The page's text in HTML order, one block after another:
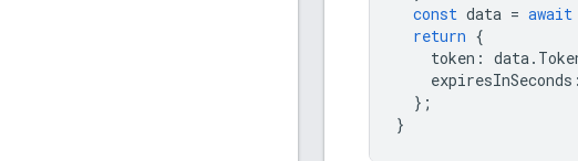
const data = await
return {
token : data.
expiresInSeconds :
};
}